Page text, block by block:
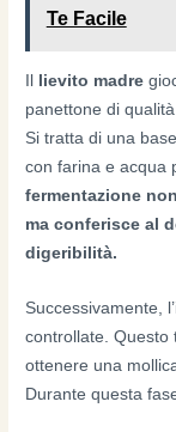
Te Facile
lievito madre
panettone di
Si tratta di una
con farina e acqua
fermentazione
ma conferisce al
digeribilità.
Successivamente,
controllate. Questo
ottenere una
Durante questa